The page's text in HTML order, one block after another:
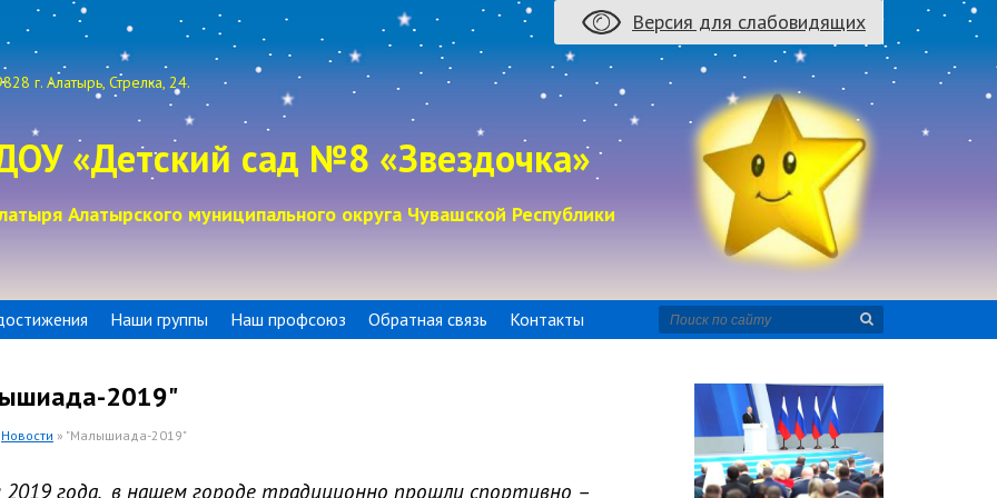
Версия для слабовидящих
г. Алатырь, Стрелка, 24.
«Детский сад №8 «Звездочка»
Алатырского муниципального округа Чувашской Республики
Наши группы Наш профсоюз Обратная связь Контакты
2019"
Новости » "Малышиада-2019"
года, в нашем городе традиционно прошли спортивно –